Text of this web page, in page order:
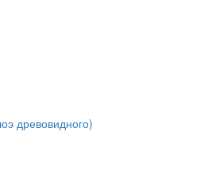
древовидного)